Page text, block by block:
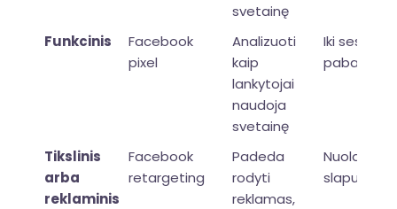
svetainę
Funkcinis
Facebook
pixel
Analizuoti
kaip
lankytojai
naudoja
svetainę
Iki sesijos
pabaigos
Tikslinis
arba
reklaminis
Facebook
retargeting
Padeda
rodyti
reklamas,
Nuolatinis
slapukas